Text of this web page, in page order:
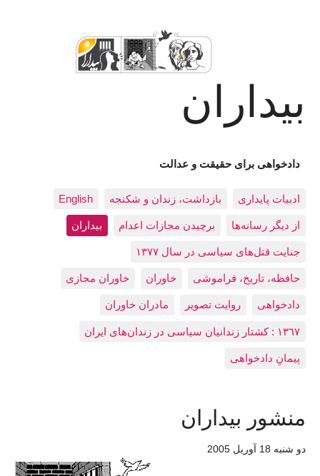
بیداران
دادخواهی برای حقیقت و عدالت
ادبيات پايداری بازداشت، زندان و شکنجه English
از دیگر رسانه‌ها برچیدن مجازات اعدام بيداران
جنایت قتل‌های سیاسی در سال ۱۳۷۷
حافظه، تاريخ، فراموشی خاوران خاوران مجازی
دادخواهی روایت تصویر مادران خاوران
١٣٦٧ : کشتار زندانيان سياسی در زندان‌های ایران
پیمانِ دادخواهی
منشور بيداران
دو شنبه 18 آوريل 2005